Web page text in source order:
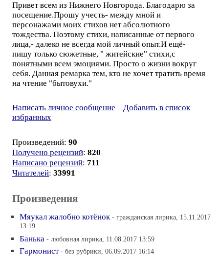
Привет всем из Нижнего Новгорода. Благодарю за
посещение.Прошу учесть- между мной и
персонажами моих стихов нет абсолютного
тождества. Поэтому стихи, написанные от первого
лица,- далеко не всегда мой личный опыт.И ещё-
пишу только сюжетные, " житейские" стихи,с
понятными всем эмоциями. Просто о жизни вокруг
себя. Данная ремарка тем, кто не хочет тратить время
на чтение "бытовухи."
Написать личное сообщение
Добавить в список
избранных
Произведений: 90
Получено рецензий: 820
Написано рецензий: 711
Читателей: 33991
Произведения
Мяукал жалобно котёнок - гражданская лирика, 15.11.2017
13:19
Банька - любовная лирика, 11.08.2017 13:59
Гармонист - без рубрики, 06.09.2017 16:14